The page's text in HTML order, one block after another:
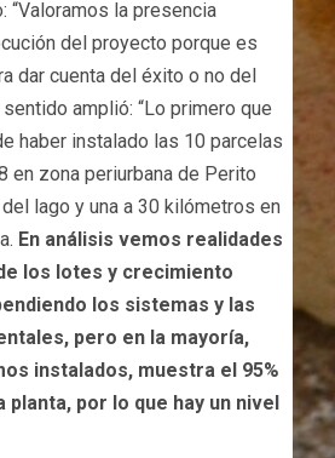
“Valoramos la presencia
del proyecto porque es
dar cuenta del éxito o no del
amplió: “Lo primero que
haber instalado las 10 parcelas
en zona periurbana de Perito
lago y una a 30 kilómetros en
En análisis vemos realidades
los lotes y crecimiento
los sistemas y las
pero en la mayoría,
instalados, muestra el 95%
planta, por lo que hay un nivel